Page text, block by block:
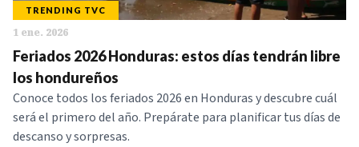
TRENDING TVC
1 ene. 2026
Feriados 2026 Honduras: estos días tendrán libre
los hondureños
Conoce todos los feriados 2026 en Honduras y descubre cuál
será el primero del año. Prepárate para planificar tus días de
descanso y sorpresas.